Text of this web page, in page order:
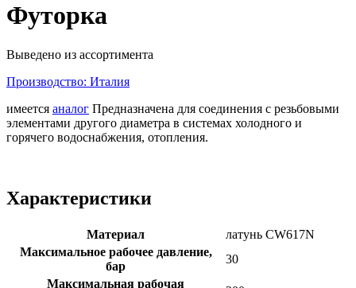
Футорка
Выведено из ассортимента
Производство: Италия
имеется аналог Предназначена для соединения с резьбовыми
элементами другого диаметра в системах холодного и
горячего водоснабжения, отопления.
Характеристики
Материал
латунь CW617N
Максимальное рабочее давление,
бар
30
Максимальная рабочая